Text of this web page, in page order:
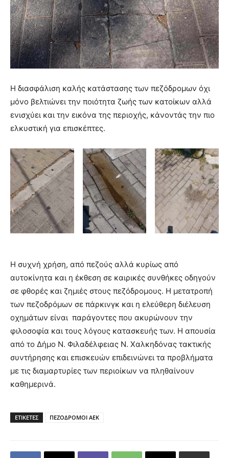
Η διασφάλιση καλής κατάστασης των πεζόδρομων όχι
μόνο βελτιώνει την ποιότητα ζωής των κατοίκων αλλά
ενισχύει και την εικόνα της περιοχής, κάνοντάς την πιο
ελκυστική για επισκέπτες.
Η συχνή χρήση, από πεζούς αλλά κυρίως από
αυτοκίνητα και η έκθεση σε καιρικές συνθήκες οδηγούν
σε φθορές και ζημιές στους πεζόδρομους. Η μετατροπή
των πεζοδρόμων σε πάρκινγκ και η ελεύθερη διέλευση
οχημάτων είναι παράγοντες που ακυρώνουν την
φιλοσοφία και τους λόγους κατασκευής των. Η απουσία
από το Δήμο Ν. Φιλαδέλφειας Ν. Χαλκηδόνας τακτικής
συντήρησης και επισκευών επιδεινώνει τα προβλήματα
με τις διαμαρτυρίες των περιοίκων να πληθαίνουν
καθημερινά.
ΕΤΙΚΕΤΕΣ ΠΕΖΟΔΡΟΜΟΙ ΑΕΚ